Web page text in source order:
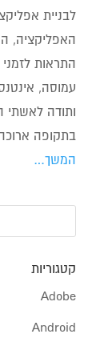
לבניית
האפליקציה,
התראות
עמוסה,
ותודה לאשתי
בתקופה
המשך…
קטגוריות
Adobe
Android